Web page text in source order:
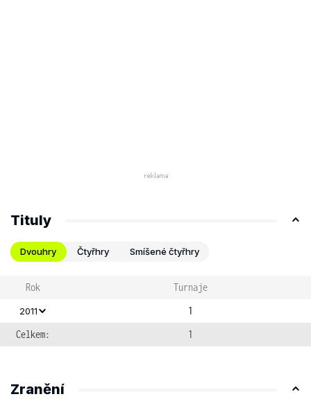
Tituly
Dvouhry Čtyřhry Smíšené čtyřhry
Rok Turnaje
2011
1
Celkem:
1
Zranění